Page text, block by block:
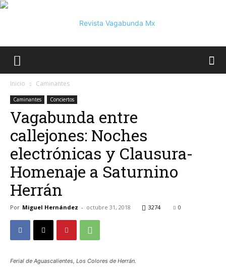
Mx
Inicio Caminantes
Caminantes Conciertos
Vagabunda entre
callejones: Noches
electrónicas y Clausura-
Homenaje a Saturnino
Herrán
Por Miguel Hernández - octubre 31, 2018 3274 0
Ferial de Aguascalientes, Los Colores de Herrán.